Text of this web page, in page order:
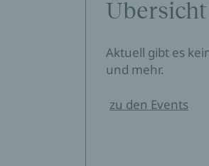
Aktuell gibt es
und mehr.
zu den Events